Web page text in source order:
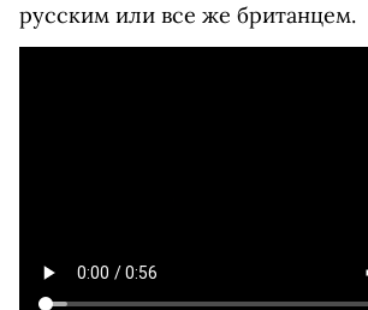
русским или все же британцем.